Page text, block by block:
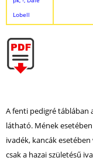
Lobell
A fenti pedigré táblában
látható. Mének
ivadék, kancák
csak a hazai születésű